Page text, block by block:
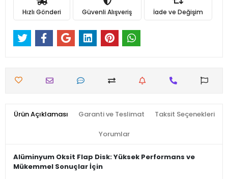
Hızlı Gönderi Güvenli Alışveriş İade ve Değişim
Ürün Açıklaması Garanti ve Teslimat Taksit Seçenekleri
Yorumlar
Alüminyum Oksit Flap Disk: Yüksek Performans ve
Mükemmel Sonuçlar İçin